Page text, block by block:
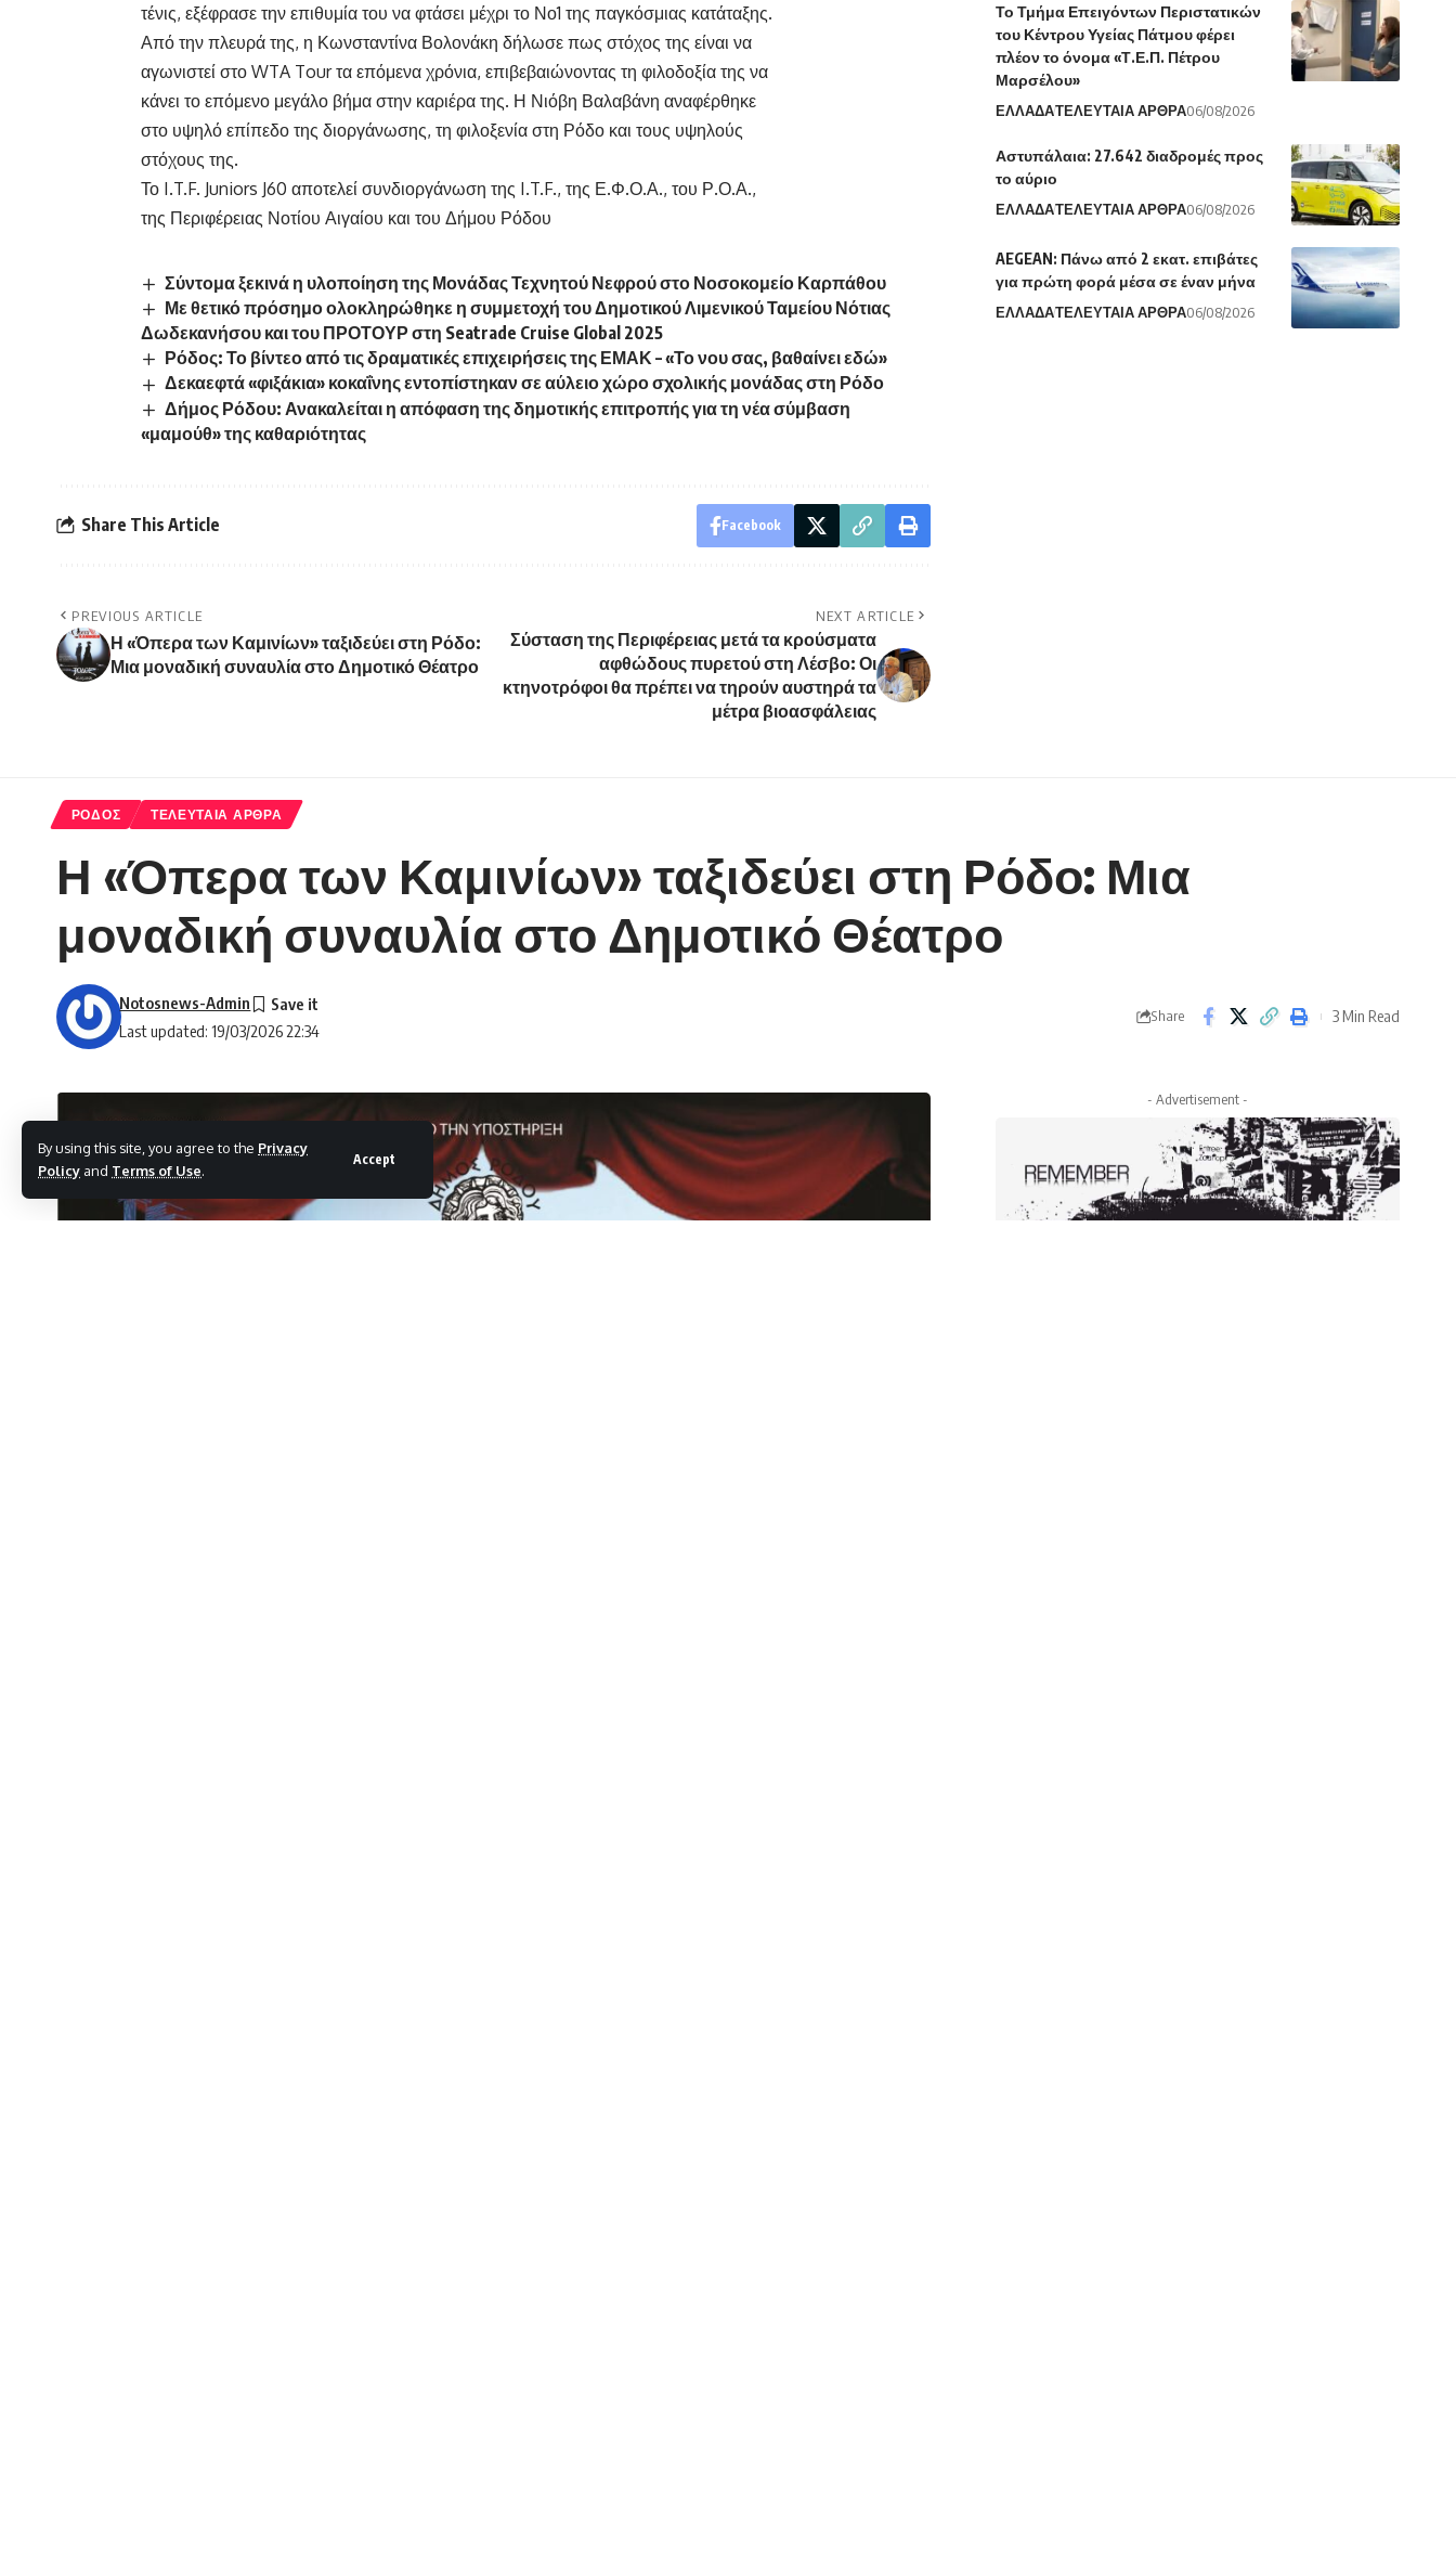
By using this site, you agree to the Privacy
Policy and Terms of Use.
Accept
τένις, εξέφρασε την επιθυμία του να φτάσει μέχρι το Νο1 της παγκόσμιας κατάταξης.
Από την πλευρά της, η Κωνσταντίνα Βολονάκη δήλωσε πως στόχος της είναι να
αγωνιστεί στο WTA Tour τα επόμενα χρόνια, επιβεβαιώνοντας τη φιλοδοξία της να
κάνει το επόμενο μεγάλο βήμα στην καριέρα της. Η Νιόβη Βαλαβάνη αναφέρθηκε
στο υψηλό επίπεδο της διοργάνωσης, τη φιλοξενία στη Ρόδο και τους υψηλούς
στόχους της.
Το I.T.F. Juniors J60 αποτελεί συνδιοργάνωση της I.T.F., της Ε.Φ.Ο.Α., του Ρ.Ο.Α.,
της Περιφέρειας Νοτίου Αιγαίου και του Δήμου Ρόδου
Σύντομα ξεκινά η υλοποίηση της Μονάδας Τεχνητού Νεφρού στο Νοσοκομείο Καρπάθου
Με θετικό πρόσημο ολοκληρώθηκε η συμμετοχή του Δημοτικού Λιμενικού Ταμείου Νότιας
Δωδεκανήσου και του ΠΡΟΤΟΥΡ στη Seatrade Cruise Global 2025
Ρόδος: Το βίντεο από τις δραματικές επιχειρήσεις της ΕΜΑΚ – «Το νου σας, βαθαίνει εδώ»
Δεκαεφτά «φιξάκια» κοκαΐνης εντοπίστηκαν σε αύλειο χώρο σχολικής μονάδας στη Ρόδο
Δήμος Ρόδου: Ανακαλείται η απόφαση της δημοτικής επιτροπής για τη νέα σύμβαση
«μαμούθ» της καθαριότητας
Share This Article Facebook
PREVIOUS ARTICLE
Η «Όπερα των Καμινίων» ταξιδεύει στη Ρόδο:
Μια μοναδική συναυλία στο Δημοτικό Θέατρο
NEXT ARTICLE
Σύσταση της Περιφέρειας μετά τα κρούσματα
αφθώδους πυρετού στη Λέσβο: Οι
κτηνοτρόφοι θα πρέπει να τηρούν αυστηρά τα
μέτρα βιοασφάλειας
Το Τμήμα Επειγόντων Περιστατικών
του Κέντρου Υγείας Πάτμου φέρει
πλέον το όνομα «Τ.Ε.Π. Πέτρου
Μαρσέλου»
ΕΛΛΑΔΑΤΕΛΕΥΤΑΙΑ ΑΡΘΡΑ06/08/2026
Αστυπάλαια: 27.642 διαδρομές προς
το αύριο
ΕΛΛΑΔΑΤΕΛΕΥΤΑΙΑ ΑΡΘΡΑ06/08/2026
AEGEAN: Πάνω από 2 εκατ. επιβάτες
για πρώτη φορά μέσα σε έναν μήνα
ΕΛΛΑΔΑΤΕΛΕΥΤΑΙΑ ΑΡΘΡΑ06/08/2026
ΡΟΔΟΣ ΤΕΛΕΥΤΑΙΑ ΑΡΘΡΑ
Η «Όπερα των Καμινίων» ταξιδεύει στη Ρόδο: Μια
μοναδική συναυλία στο Δημοτικό Θέατρο
Last updated: 19/03/2026 22:34
Notosnews-Admin
Share 3 Min Read
- Advertisement -